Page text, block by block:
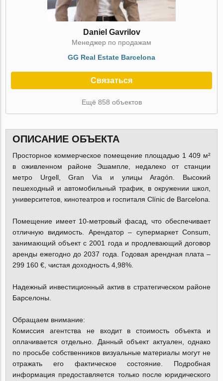
Daniel Gavrilov
Менеджер по продажам
GG Real Estate Barcelona
Связаться
Ещё 858 объектов
ОПИСАНИЕ ОБЪЕКТА
Просторное коммерческое помещение площадью 1 409 м²
в оживленном районе Эшампле, недалеко от станции
метро Urgell, Gran Via и улицы Aragón. Высокий
пешеходный и автомобильный трафик, в окружении школ,
университетов, кинотеатров и госпиталя Clínic de Barcelona.
Помещение имеет 10-метровый фасад, что обеспечивает
отличную видимость. Арендатор – супермаркет Consum,
занимающий объект с 2001 года и продлевающий договор
аренды ежегодно до 2037 года. Годовая арендная плата –
299 160 €, чистая доходность 4,98%.
Надежный инвестиционный актив в стратегическом районе
Барселоны.
Обращаем внимание:
Комиссия агентства не входит в стоимость объекта и
оплачивается отдельно. Данный объект актуален, однако
по просьбе собственников визуальные материалы могут не
отражать его фактическое состояние. Подробная
информация предоставляется только после юридического